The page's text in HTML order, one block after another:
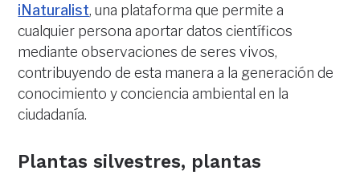
iNaturalist, una plataforma que permite a
cualquier persona aportar datos científicos
mediante observaciones de seres vivos,
contribuyendo de esta manera a la generación de
conocimiento y conciencia ambiental en la
ciudadanía.
Plantas silvestres, plantas